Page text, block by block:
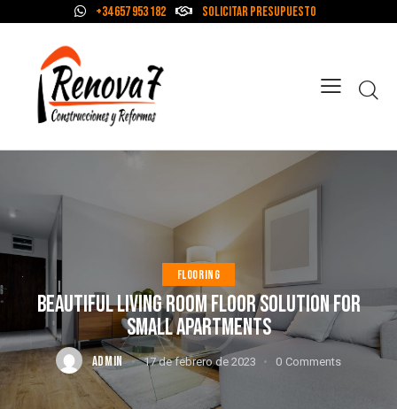
+34 657 953 182 Solicitar Presupuesto
FLOORING
BEAUTIFUL LIVING ROOM FLOOR SOLUTION FOR
SMALL APARTMENTS
ADMIN 17 de febrero de 2023 0 Comments